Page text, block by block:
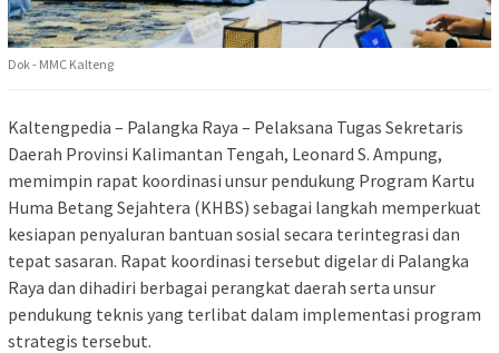
Dok - MMC Kalteng
Kaltengpedia – Palangka Raya – Pelaksana Tugas Sekretaris
Daerah Provinsi Kalimantan Tengah, Leonard S. Ampung,
memimpin rapat koordinasi unsur pendukung Program Kartu
Huma Betang Sejahtera (KHBS) sebagai langkah memperkuat
kesiapan penyaluran bantuan sosial secara terintegrasi dan
tepat sasaran. Rapat koordinasi tersebut digelar di Palangka
Raya dan dihadiri berbagai perangkat daerah serta unsur
pendukung teknis yang terlibat dalam implementasi program
strategis tersebut.